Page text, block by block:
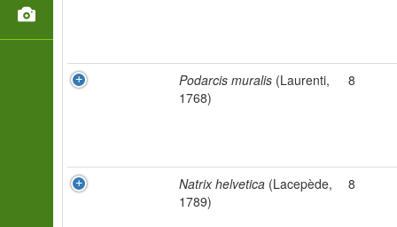
Podarcis muralis (Laurenti,
1768)
8
Natrix helvetica (Lacepède,
1789)
8